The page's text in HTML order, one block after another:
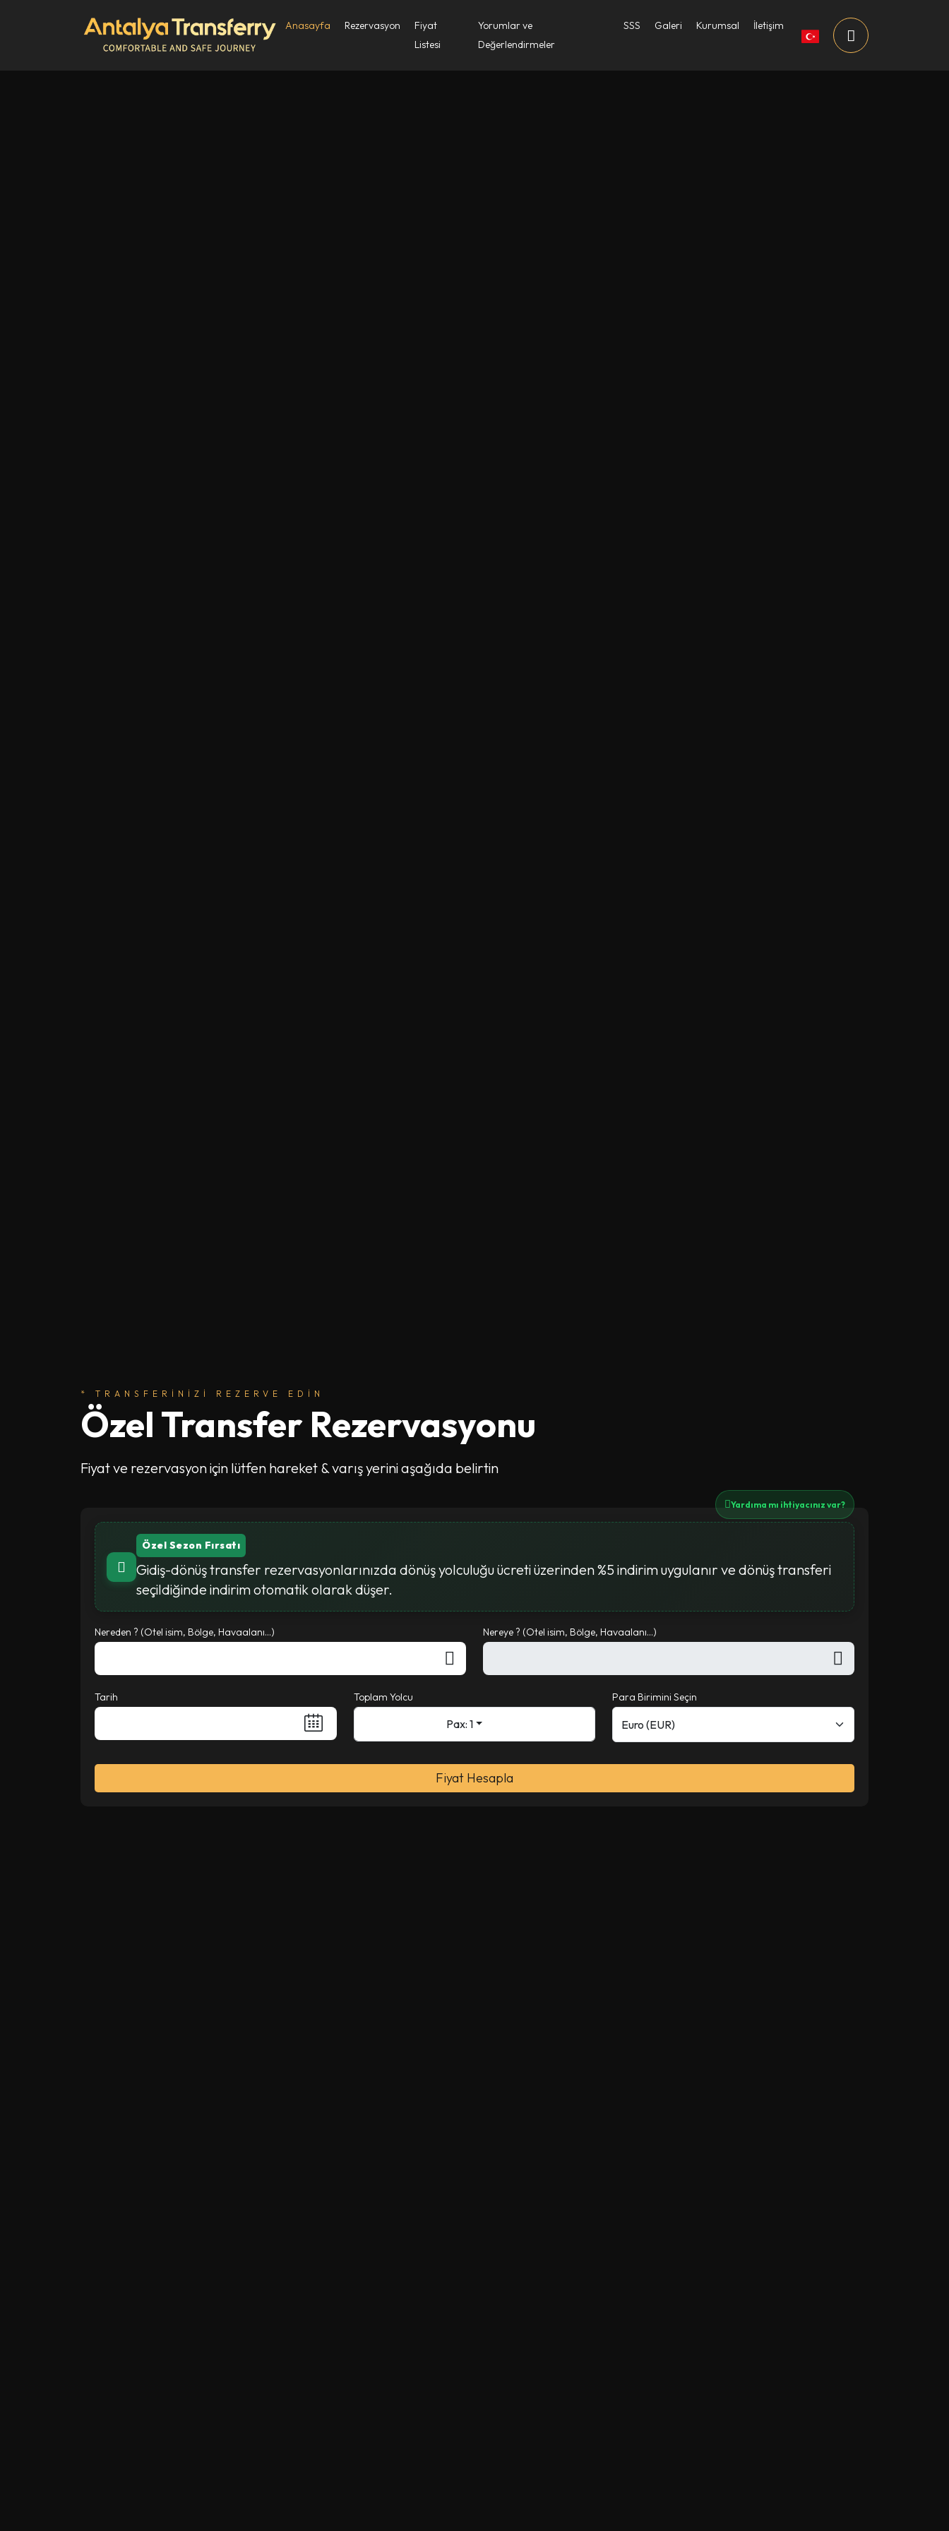
Anasayfa Rezervasyon
Fiyat
Listesi
Yorumlar ve
Değerlendirmeler
SSS Galeri Kurumsal İletişim
* TRANSFERINIZI REZERVE EDIN
Özel Transfer Rezervasyonu
Fiyat ve rezervasyon için lütfen hareket & varış yerini aşağıda belirtin
Yardıma mı ihtiyacınız var?
Özel Sezon Fırsatı
Gidiş-dönüş transfer rezervasyonlarınızda dönüş yolculuğu ücreti üzerinden %5 indirim uygulanır ve dönüş transferi
seçildiğinde indirim otomatik olarak düşer.
Nereden ? (Otel isim, Bölge, Havaalanı...) Nereye ? (Otel isim, Bölge, Havaalanı...)
Tarih Toplam Yolcu
Pax: 1
Para Birimini Seçin
Fiyat Hesapla